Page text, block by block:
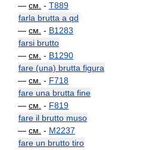
— см. - T889
farla brutta a qd
— см. - B1283
farsi brutto
— см. - B1290
fare (una) brutta figura
— см. - F718
fare una brutta fine
— см. - F819
fare il brutto muso
— см. - M2237
fare un brutto tiro